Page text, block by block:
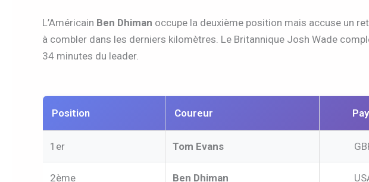
L’Américain Ben Dhiman occupe la deuxième position mais accuse un
à combler dans les derniers kilomètres. Le Britannique Josh Wade
34 minutes du leader.
Position Coureur
1er Tom Evans
2ème Ben Dhiman